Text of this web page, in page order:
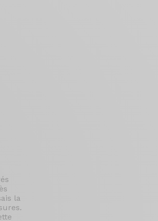
vos Options
la